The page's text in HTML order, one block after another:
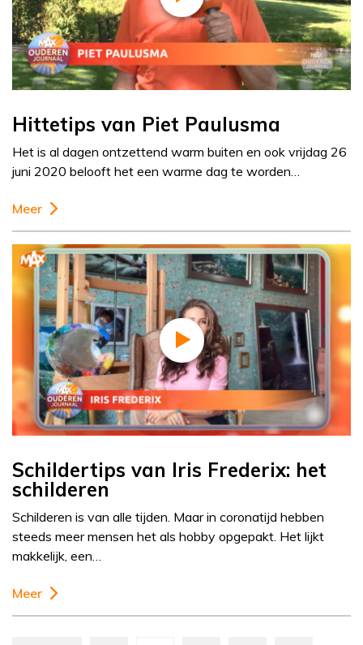
Hittetips van Piet Paulusma
Het is al dagen ontzettend warm buiten en ook vrijdag 26
juni 2020 belooft het een warme dag te worden…
Meer
Schildertips van Iris Frederix: het
schilderen
Schilderen is van alle tijden. Maar in coronatijd hebben
steeds meer mensen het als hobby opgepakt. Het lijkt
makkelijk, een…
Meer